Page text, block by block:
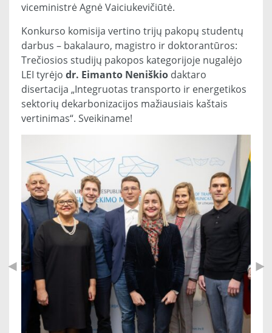
viceministrė Agnė Vaiciukevičiūtė.
Konkurso komisija vertino trijų pakopų studentų
darbus – bakalauro, magistro ir doktorantūros:
Trečiosios studijų pakopos kategorijoje nugalėjo
LEI tyrėjo dr. Eimanto Neniškio daktaro
disertacija „Integruotas transporto ir energetikos
sektorių dekarbonizacijos mažiausiais kaštais
vertinimas“. Sveikiname!